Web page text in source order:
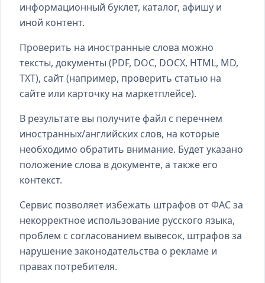
информационный буклет, каталог, афишу и
иной контент.
Проверить на иностранные слова можно
тексты, документы (PDF, DOC, DOCX, HTML, MD,
TXT), сайт (например, проверить статью на
сайте или карточку на маркетплейсе).
В результате вы получите файл с перечнем
иностранных/английских слов, на которые
необходимо обратить внимание. Будет указано
положение слова в документе, а также его
контекст.
Сервис позволяет избежать штрафов от ФАС за
некорректное использование русского языка,
проблем с согласованием вывесок, штрафов за
нарушение законодательства о рекламе и
правах потребителя.